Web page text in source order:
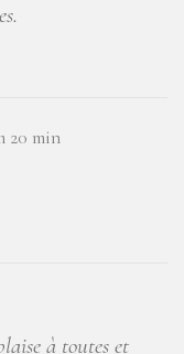
20 min
à toutes et